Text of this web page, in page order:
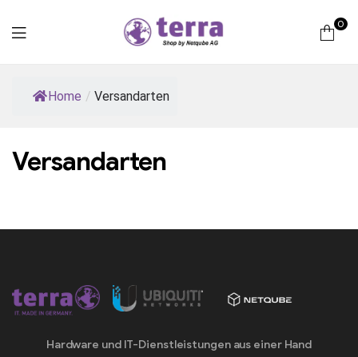
Computer
0
Home / Versandarten
Versandarten
Hardware und IT-Dienstleistungen aus einer Hand